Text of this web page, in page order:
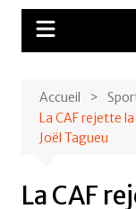
Accueil
La CAF rejette
Joël Tagueu
La CAF